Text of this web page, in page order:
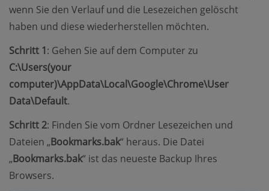
wenn Sie den Verlauf und die Lesezeichen gelöscht
haben und diese wiederherstellen möchten.
Schritt 1: Gehen Sie auf dem Computer zu
C:\Users(your
computer)\AppData\Local\Google\Chrome\User
Data\Default.
Schritt 2: Finden Sie vom Ordner Lesezeichen und
Dateien „Bookmarks.bak“ heraus. Die Datei
„Bookmarks.bak“ ist das neueste Backup Ihres
Browsers.